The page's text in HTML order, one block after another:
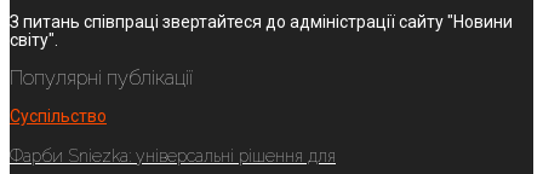
З питань співпраці звертайтеся до адміністрації сайту "Новини
світу".
Популярні публікації
Суспільство
Фарби Sniezka: універсальні рішення для